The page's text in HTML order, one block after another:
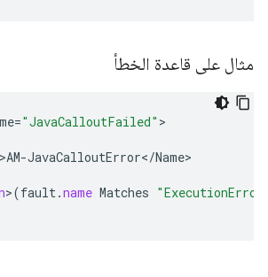
مثال على قاعدة الخطأ
="JavaCalloutFailed"
-JavaCalloutError</Name
>(fault.name Matches